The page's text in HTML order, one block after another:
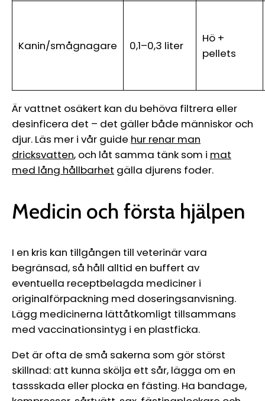
Kanin/smågnagare 0,1–0,3 liter
Hö +
pellets
Är vattnet osäkert kan du behöva filtrera eller
desinficera det – det gäller både människor och
djur. Läs mer i vår guide hur renar man
dricksvatten, och låt samma tänk som i mat
med lång hållbarhet gälla djurens foder.
Medicin och första hjälpen
I en kris kan tillgången till veterinär vara
begränsad, så håll alltid en buffert av
eventuella receptbelagda mediciner i
originalförpackning med doseringsanvisning.
Lägg medicinerna lättåtkomligt tillsammans
med vaccinationsintyg i en plastficka.
Det är ofta de små sakerna som gör störst
skillnad: att kunna skölja ett sår, lägga om en
tassskada eller plocka en fästing. Ha bandage,